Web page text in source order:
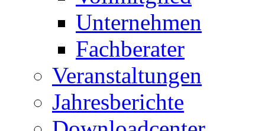
Unternehmen
Fachberater
Veranstaltungen
Jahresberichte